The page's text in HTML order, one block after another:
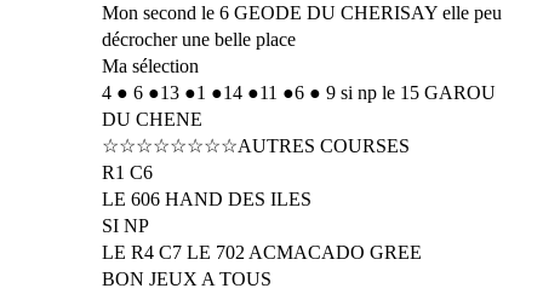
Mon second le 6 GEODE DU CHERISAY elle peu
décrocher une belle place
Ma sélection
4 ● 6 ●13 ●1 ●14 ●11 ●6 ● 9 si np le 15 GAROU
DU CHENE
☆☆☆☆☆☆☆☆AUTRES COURSES
R1 C6
LE 606 HAND DES ILES
SI NP
LE R4 C7 LE 702 ACMACADO GREE
BON JEUX A TOUS